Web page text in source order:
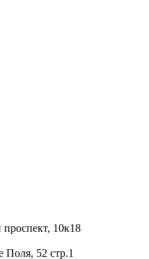
10к18
Поля, 52 стр.1